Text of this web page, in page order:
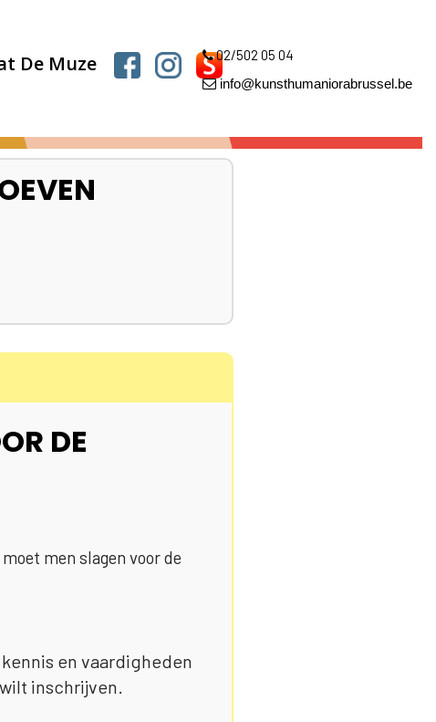
De Muze 02/502 05 04
info@kunsthumaniorabrussel.be
DE
men slagen voor de
en vaardigheden
inschrijven.